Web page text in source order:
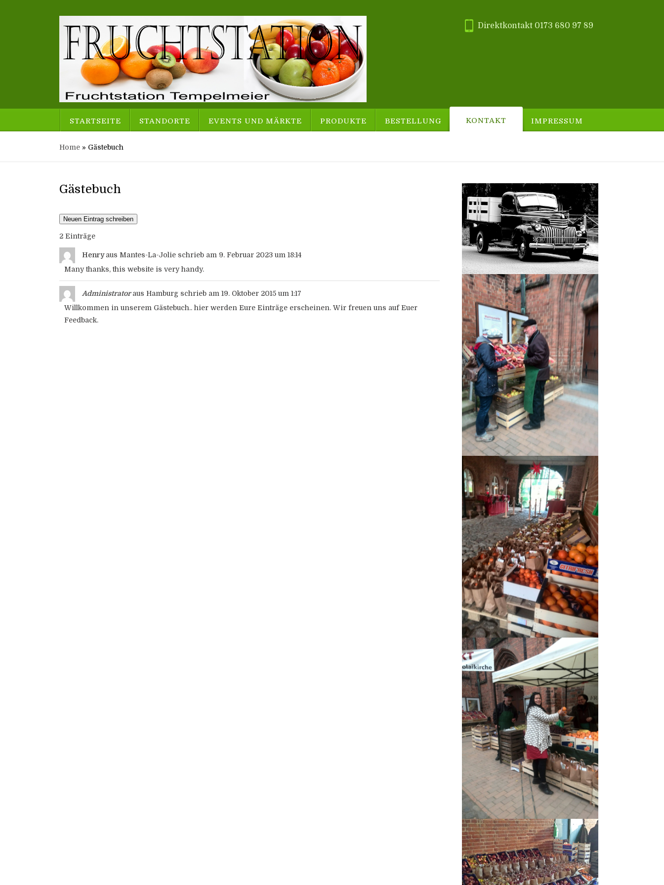
Direktkontakt 0173 680 97 89
STARTSEITE STANDORTE EVENTS UND MÄRKTE PRODUKTE BESTELLUNG KONTAKT IMPRESSUM
Home» Gästebuch
Gästebuch
2 Einträge
Henry aus Mantes-La-Jolie schrieb am 9. Februar 2023 um 18:14
Many thanks, this website is very handy.
Administrator aus Hamburg schrieb am 19. Oktober 2015 um 1:17
Willkommen in unserem Gästebuch.. hier werden Eure Einträge erscheinen. Wir freuen uns auf Euer
Feedback.